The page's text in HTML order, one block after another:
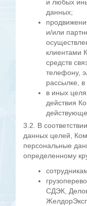
и любых
данных;
и/или
клиентами
средств
телефону,
рассылке, в
в иных
действия
3.2. В
данных целей,
персональные
определенному
СДЭК,